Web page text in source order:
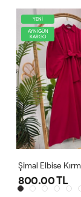
YENİ
AYNIGÜN
KARGO
Şimal Elbise
800.00 TL